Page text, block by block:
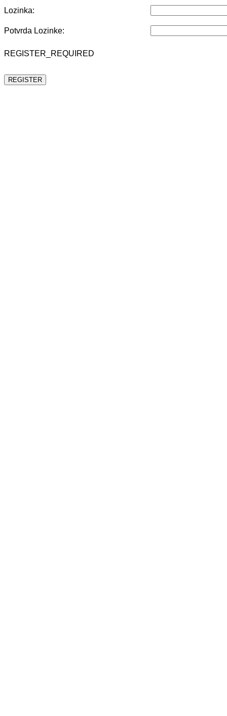
Lozinka:
Potvrda Lozinke:
REGISTER_REQUIRED
REGISTER